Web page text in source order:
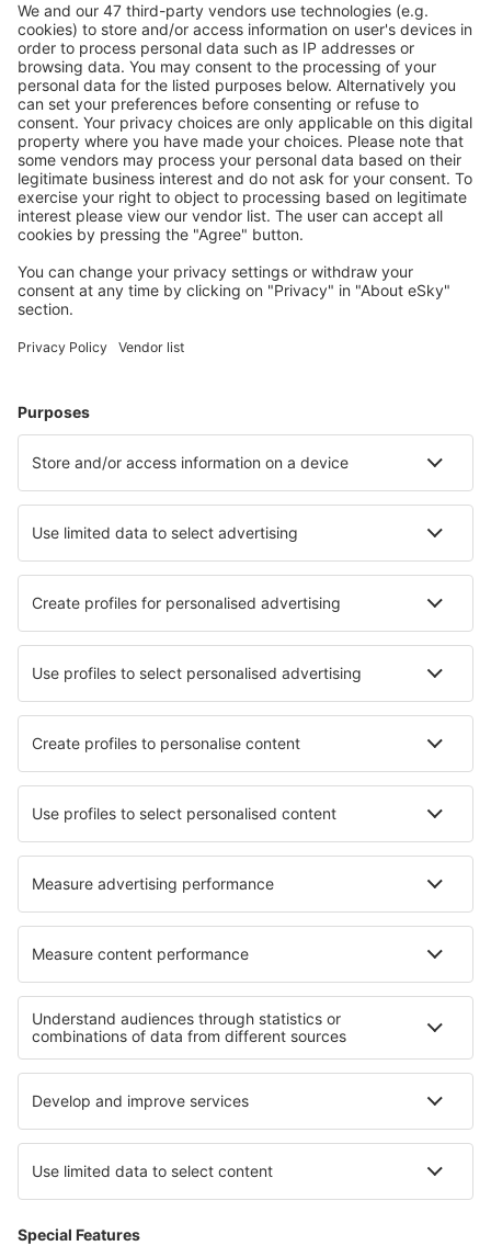
Planifică ȋn siguranţă
Rezervare fără griji cu opțiune gratuită de anulare.
Economiseşte mai mult
Prețuri atractive și oferte speciale pentru utilizatorii
conectați.
Cazarea preferată
Alege din peste 1,3 mil. de opţiuni: hoteluri, cabane,
Cele mai căutate cazări de către utilizatorii eSky
Cazare în Gdansk
Cazare în Cracovia Cazare în Varşovia
Cazare în Kolobrzeg Cazare în Wladyslawowo
Cazare în Gródek nad Dunajcem Cazare în Murzasichle
Cele mai bune locuri de cazare - orașe
Cazare în Dryden Cazare în Aeugst Am Albis
Cazare în IJsselstein Cazare în Novi Bečej
Cazare în Ambattur Cazare în Aldbrough
Cele mai bune locuri de cazare - regiuni
Cazare in Western Pomerania Cazare in Suwalki Region
Cazare in Zywiec Beskids Cazare în Coasta Baltică (Polonia)
Cazare in Podlachia Cazare in Lacul Maggiore
Cazare in Khao Yai National Park Cazare in Stredné Považie